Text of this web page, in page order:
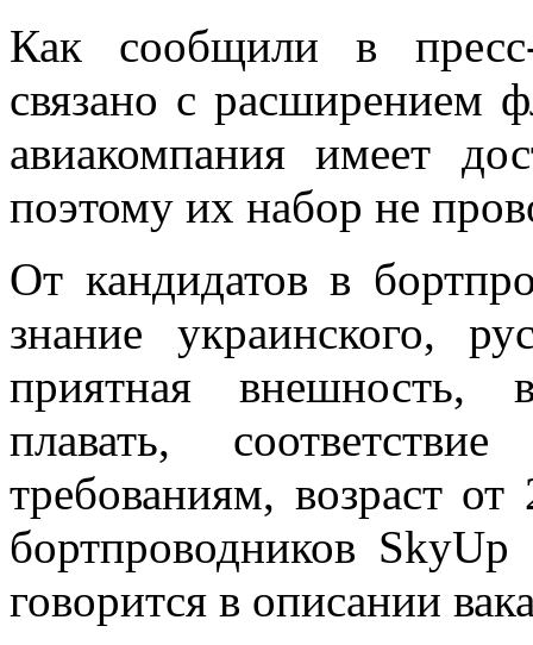
Как сообщили в пресс-
связано с расширением
авиакомпания имеет
поэтому их набор не
От кандидатов в
знание украинского,
приятная внешность,
плавать,
требованиям, возраст
бортпроводников SkyUp
говорится в описании